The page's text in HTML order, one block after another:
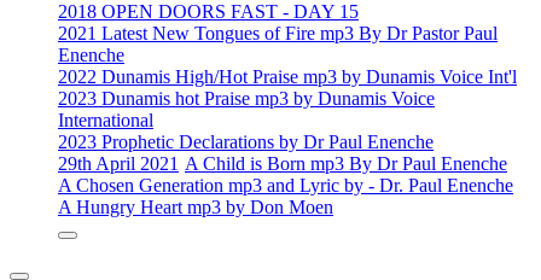
2018 OPEN DOORS FAST - DAY 15
2021 Latest New Tongues of Fire mp3 By Dr Pastor Paul
Enenche
2022 Dunamis High/Hot Praise mp3 by Dunamis Voice Int'l
2023 Dunamis hot Praise mp3 by Dunamis Voice
International
2023 Prophetic Declarations by Dr Paul Enenche
29th April 2021 A Child is Born mp3 By Dr Paul Enenche
A Chosen Generation mp3 and Lyric by - Dr. Paul Enenche
A Hungry Heart mp3 by Don Moen